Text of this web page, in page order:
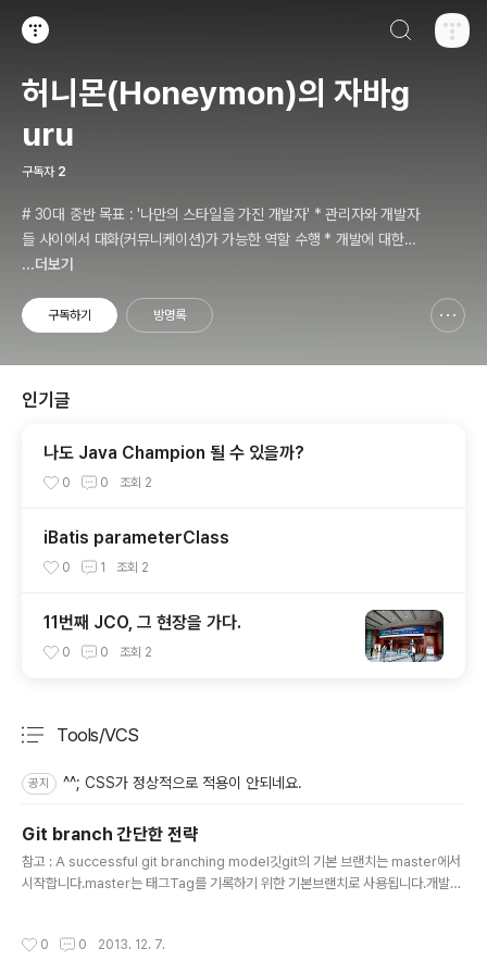
허니몬(Honeymon)의 자바g
uru
구독자 2
# 30대 중반 목표 : '나만의 스타일을 가진 개발자' * 관리자와 개발자
들 사이에서 대화(커뮤니케이션)가 가능한 역할 수행 * 개발에 대한
경험들을 체계적으로 관리(기록, 발표와 공유)하는 개발자라는 인식 *
련 파워블로거 를 목표로 블로그를 재편하려고 하는 중
...더보기
구독하기 방명록
인기글
나도 Java Champion 될 수 있을까?
0 0 조회 2
iBatis parameterClass
0 1 조회 2
11번째 JCO, 그 현장을 가다.
0 0 조회 2
Tools/VCS
공지 ^^; CSS가 정상적으로 적용이 안되네요.
Git branch 간단한 전략
참고 : A successful git branching model깃git의 기본 브랜치는 master에서
시작합니다.master는 태그Tag를 기록하기 위한 기본브랜치로 사용됩니다.개발을
$ git checkout -b develop (develop)$ 소스코드를 push하기 전에 하는 기
0 0 2013. 12. 7.